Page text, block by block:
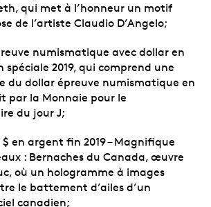
qui met à l’honneur un motif
de l’artiste Claudio D’Angelo;
numismatique avec dollar en
2019, qui comprend une
du dollar épreuve numismatique en
par la Monnaie pour le
du jour J;
$ en argent fin 2019 – Magnifique
: Bernaches du Canada, œuvre
où un hologramme à images
le battement d’ailes d’un
canadien;